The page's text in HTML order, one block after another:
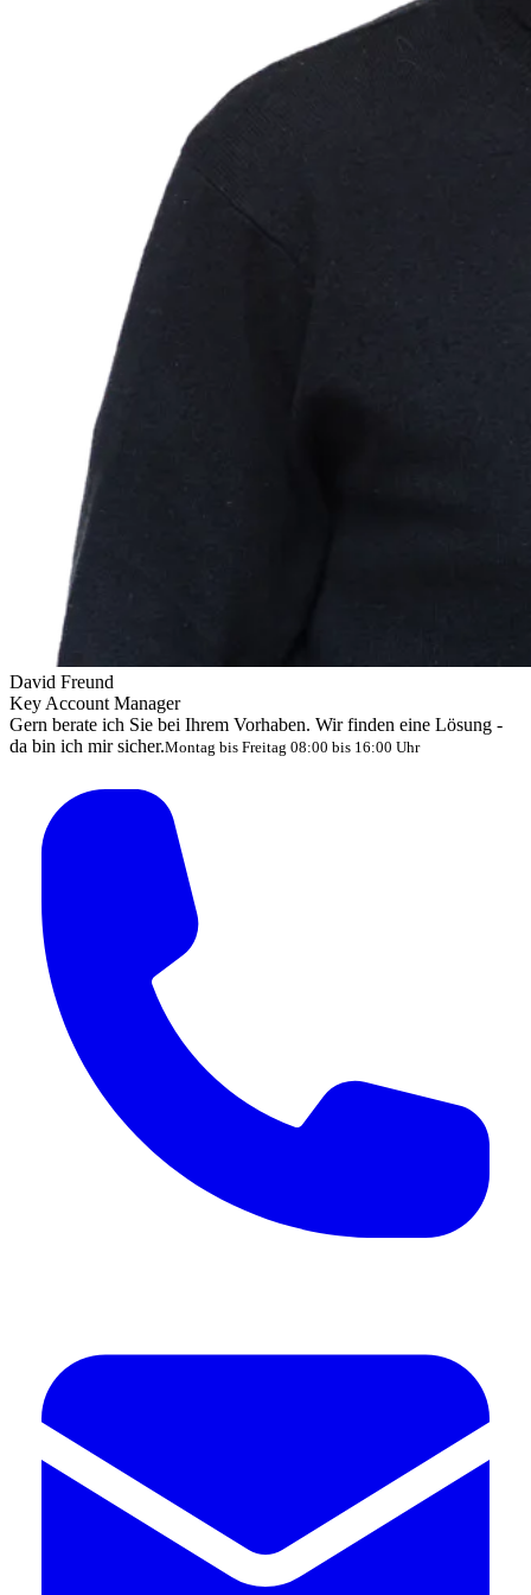
David Freund
Key Account Manager
Gern berate ich Sie bei Ihrem Vorhaben. Wir finden eine Lösung -
da bin ich mir sicher.Montag bis Freitag 08:00 bis 16:00 Uhr